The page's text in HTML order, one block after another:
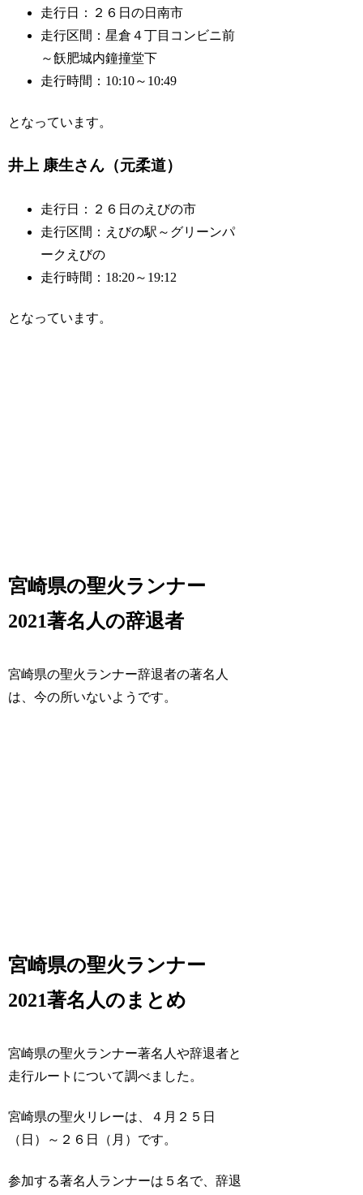
走行日：２６日の日南市
走行区間：星倉４丁目コンビニ前
～飫肥城内鐘撞堂下
走行時間：10:10～10:49
となっています。
井上 康生さん（元柔道）
走行日：２６日のえびの市
走行区間：えびの駅～グリーンパ
ークえびの
走行時間：18:20～19:12
となっています。
宮崎県の聖火ランナー
2021著名人の辞退者
宮崎県の聖火ランナー辞退者の著名人
は、今の所いないようです。
宮崎県の聖火ランナー
2021著名人のまとめ
宮崎県の聖火ランナー著名人や辞退者と
走行ルートについて調べました。
宮崎県の聖火リレーは、４月２５日
（日）～２６日（月）です。
参加する著名人ランナーは５名で、辞退